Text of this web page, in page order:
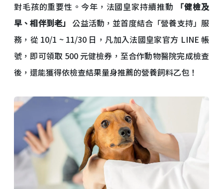
對毛孩的重要性。今年，法國皇家持續推動
「健檢及
早、相伴到老」 公益活動，並首度結合「營養支持」服
務，從 10/1 ~ 11/30 日，凡加入法國皇家官方 LINE 帳
號，即可領取 500 元健檢券，至合作動物醫院完成檢查
後，還能獲得依檢查結果量身推薦的營養飼料乙包！